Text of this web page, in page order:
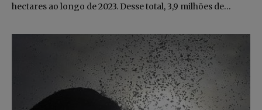
hectares ao longo de 2023. Desse total, 3,9 milhões de…